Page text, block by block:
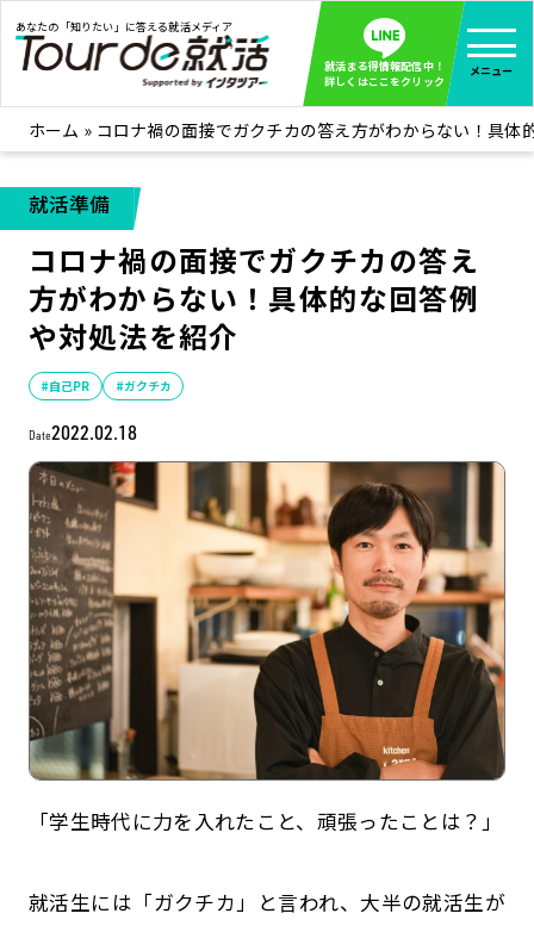
あなたの「知りたい」に答える就活メディア
就活まる得情報配信中！
詳しくはここをクリック
メニュー
就活ノウハウ 全て見る
企業まる見え！特捜部
みんなが知らない企業の裏側を徹底調査！
インタツアー活動レポ 全て見る
インタツアーを使ってどうだった？OBOG成功談
社会人インタビュー
社会人になった今、就活を振り返ってみた
学生就活ブログ
学生ライターが教える、今就活でやるべきこと
企業・業界研究はインタツアー
インタツアー活用法
お問い合わせ
ホーム » コロナ禍の面接でガクチカの答え方がわからない！具体
就活準備
コロナ禍の面接でガクチカの答え
方がわからない！具体的な回答例
や対処法を紹介
#自己PR #ガクチカ
Date2022.02.18
「学生時代に力を入れたこと、頑張ったことは？」
就活生には「ガクチカ」と言われ、大半の就活生が